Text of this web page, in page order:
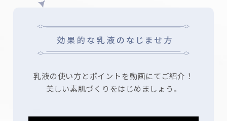
乳液の使い方とポイントを動画にてご紹介！
美しい素肌づくりをはじめましょう。